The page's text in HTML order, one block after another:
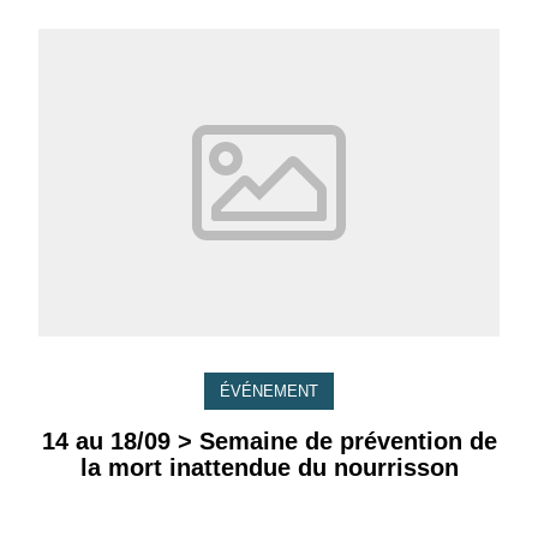
ÉVÉNEMENT
14 au 18/09 > Semaine de prévention de
la mort inattendue du nourrisson